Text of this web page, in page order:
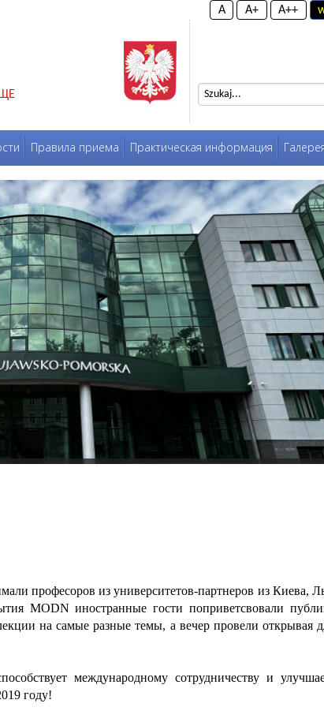
A A+ A++
Правила приема Практическая информация
професоров из университетов-партнеров из Киева,
MODN иностранные гости поприветсвовали
на самые разные темы, а вечер провели открывая
международному сотрудничеству и
году!